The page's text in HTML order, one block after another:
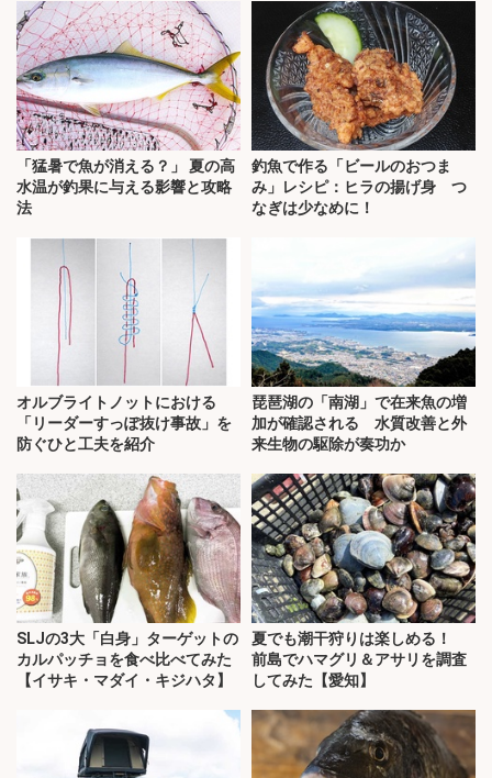
「猛暑で魚が消える？」 夏の高
水温が釣果に与える影響と攻略
法
釣魚で作る「ビールのおつま
み」レシピ：ヒラの揚げ身 つ
なぎは少なめに！
オルブライトノットにおける
「リーダーすっぽ抜け事故」を
防ぐひと工夫を紹介
琵琶湖の「南湖」で在来魚の増
加が確認される 水質改善と外
来生物の駆除が奏功か
SLJの3大「白身」ターゲットの
カルパッチョを食べ比べてみた
【イサキ・マダイ・キジハタ】
夏でも潮干狩りは楽しめる！
前島でハマグリ＆アサリを調査
してみた【愛知】